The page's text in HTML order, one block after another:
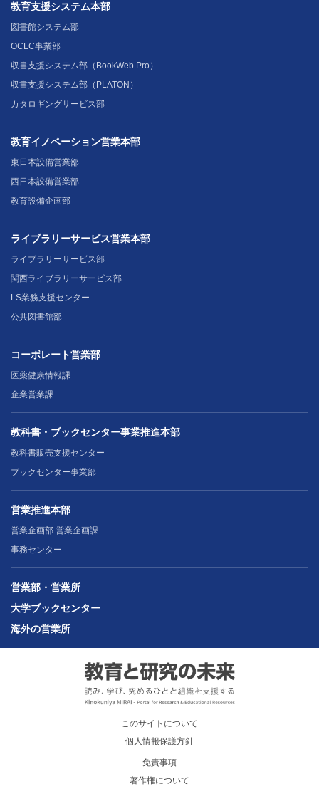
教育支援システム本部
図書館システム部
OCLC事業部
収書支援システム部（BookWeb Pro）
収書支援システム部（PLATON）
カタロギングサービス部
教育イノベーション営業本部
東日本設備営業部
西日本設備営業部
教育設備企画部
ライブラリーサービス営業本部
ライブラリーサービス部
関西ライブラリーサービス部
LS業務支援センター
公共図書館部
コーポレート営業部
医薬健康情報課
企業営業課
教科書・ブックセンター事業推進本部
教科書販売支援センター
ブックセンター事業部
営業推進本部
営業企画部 営業企画課
事務センター
営業部・営業所
大学ブックセンター
海外の営業所
このサイトについて
個人情報保護方針
免責事項
著作権について